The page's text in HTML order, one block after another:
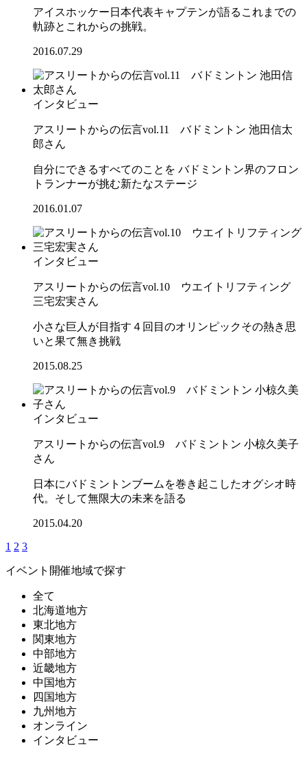
アイスホッケー日本代表キャプテンが語るこれまでの
軌跡とこれからの挑戦。
2016.07.29
インタビュー
アスリートからの伝言vol.11 バドミントン 池田信太
郎さん
自分にできるすべてのことを バドミントン界のフロン
トランナーが挑む新たなステージ
2016.01.07
インタビュー
アスリートからの伝言vol.10 ウエイトリフティング
三宅宏実さん
小さな巨人が目指す４回目のオリンピックその熱き思
いと果て無き挑戦
2015.08.25
インタビュー
アスリートからの伝言vol.9 バドミントン 小椋久美子
さん
日本にバドミントンブームを巻き起こしたオグシオ時
代。そして無限大の未来を語る
2015.04.20
1 2 3
イベント開催地域で探す
全て
北海道地方
東北地方
関東地方
中部地方
近畿地方
中国地方
四国地方
九州地方
オンライン
インタビュー